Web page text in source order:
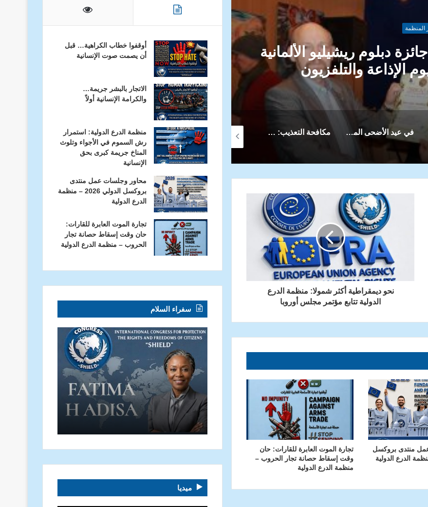
المنظمة
في الاتحاد الاوروبي بين
الانساني
أخبار المنظمة
في عيد الأضحى المبارك.. منظمة
مكافحة التعذيب: صون الكرامة الإنسانية – منظمة الدرع الدولية منظمة الدرع العالمية ندعو الجامعة العربية ودول الجوار بفتح ممر إنساني إلى قطاع غزة المحاصر. توقيع مذكرة تعاون بين منظمة الدرع ومدرسة ناستيا بوكينا الصوتية للأطفال في أوديسا صالح ظاهر يدعو الى الاستيقاظ ومواجهة عبث القلة المتحكمة بمصير الشعوب
نحو ديمقراطية أكثر شمولا: منظمة الدرع
الدولية تتابع مؤتمر مجلس أوروبا
منتدى بروكسل
تجارة الموت العابرة للقارات: حان
وقت إسقاط حصانة تجار الحروب –
منظمة الدرع الدولية
أوقفوا خطاب الكراهية… قبل
أن يصمت صوت الإنسانية
الاتجار بالبشر جريمة…
والكرامة الإنسانية أولاً
منظمة الدرع الدولية: استمرار
رش السموم في الأجواء وتلوث
المناخ جريمة كبرى بحق
الإنسانية
محاور وجلسات عمل منتدى
بروكسل الدولي 2026 – منظمة
الدرع الدولية
تجارة الموت العابرة للقارات:
حان وقت إسقاط حصانة تجار
الحروب – منظمة الدرع الدولية
سفراء السلام
ميديا